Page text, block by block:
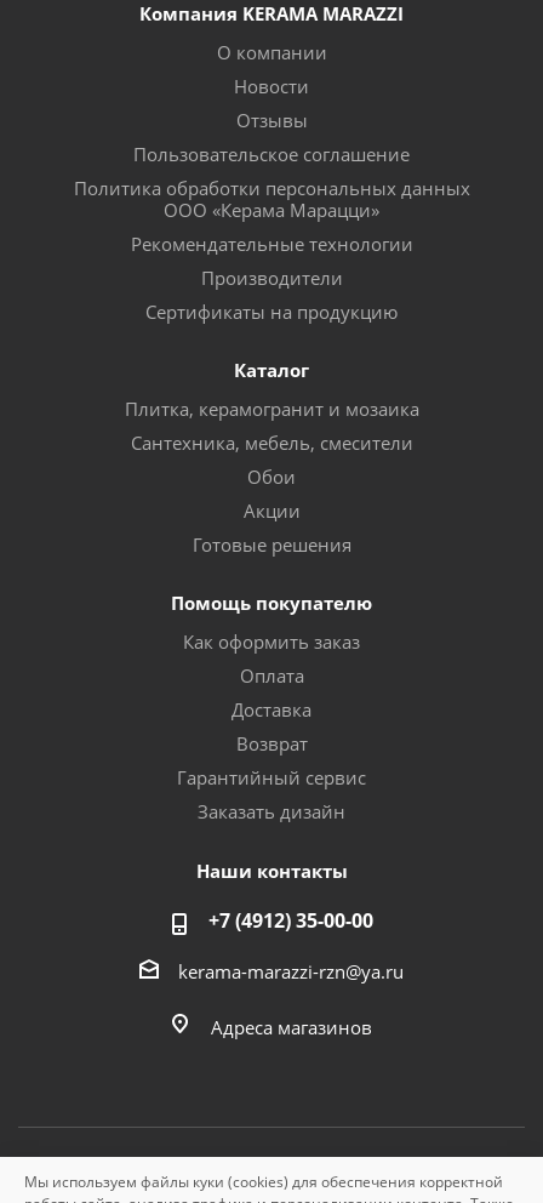
Компания KERAMA MARAZZI
О компании
Новости
Отзывы
Пользовательское соглашение
Политика обработки персональных данных
ООО «Керама Марацци»
Рекомендательные технологии
Производители
Сертификаты на продукцию
Каталог
Плитка, керамогранит и мозаика
Сантехника, мебель, смесители
Обои
Акции
Готовые решения
Помощь покупателю
Как оформить заказ
Оплата
Доставка
Возврат
Гарантийный сервис
Заказать дизайн
Наши контакты
+7 (4912) 35-00-00
kerama-marazzi-rzn@ya.ru
Адреса магазинов
© «Керама Марацци», ОГРН 1145749000210, 2026
Мы используем файлы куки (cookies) для обеспечения корректной